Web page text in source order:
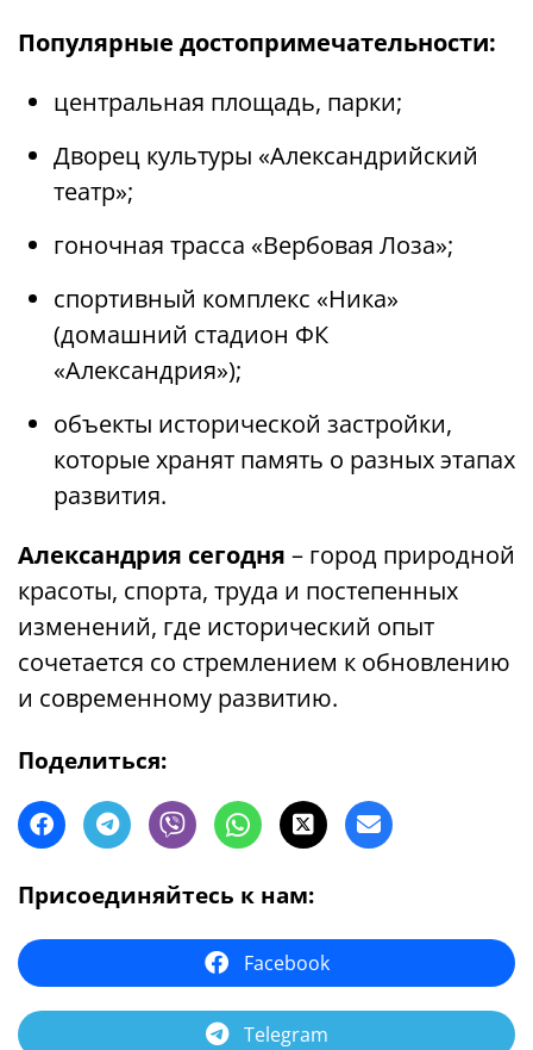
Популярные достопримечательности:
центральная площадь, парки;
Дворец культуры «Александрийский
театр»;
гоночная трасса «Вербовая Лоза»;
спортивный комплекс «Ника»
(домашний стадион ФК
«Александрия»);
объекты исторической застройки,
которые хранят память о разных этапах
развития.
Александрия сегодня – город природной
красоты, спорта, труда и постепенных
изменений, где исторический опыт
сочетается со стремлением к обновлению
и современному развитию.
Поделиться:
Присоединяйтесь к нам:
Facebook
Telegram